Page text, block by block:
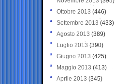
Ottobre 2013 (446)
Settembre 2013 (433)
Agosto 2013 (389)
Luglio 2013 (390)
Giugno 2013 (425)
Maggio 2013 (413)
Aprile 2013 (345)